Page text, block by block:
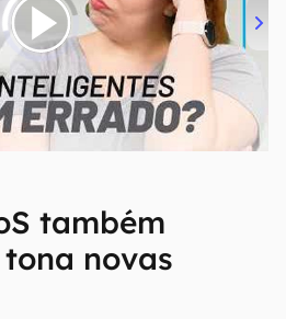
também
novas